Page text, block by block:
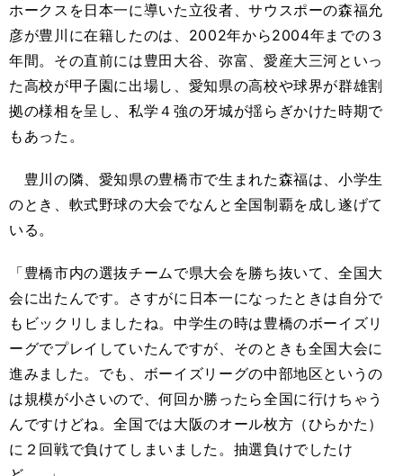
ホークスを日本一に導いた立役者、サウスポーの森福允
彦が豊川に在籍したのは、2002年から2004年までの３
年間。その直前には豊田大谷、弥富、愛産大三河といっ
た高校が甲子園に出場し、愛知県の高校や球界が群雄割
拠の様相を呈し、私学４強の牙城が揺らぎかけた時期で
もあった。
豊川の隣、愛知県の豊橋市で生まれた森福は、小学生
のとき、軟式野球の大会でなんと全国制覇を成し遂げて
いる。
「豊橋市内の選抜チームで県大会を勝ち抜いて、全国大
会に出たんです。さすがに日本一になったときは自分で
もビックリしましたね。中学生の時は豊橋のボーイズリ
ーグでプレイしていたんですが、そのときも全国大会に
進みました。でも、ボーイズリーグの中部地区というの
は規模が小さいので、何回か勝ったら全国に行けちゃう
んですけどね。全国では大阪のオール枚方（ひらかた）
に２回戦で負けてしまいました。抽選負けでしたけ